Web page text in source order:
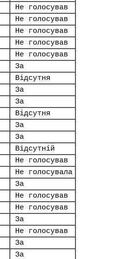
Не голосував
Не голосував
Не голосував
Не голосував
Не голосував
За
Відсутня
За
За
Відсутня
За
За
Відсутній
Не голосував
Не голосувала
За
Не голосував
Не голосував
За
Не голосував
За
За